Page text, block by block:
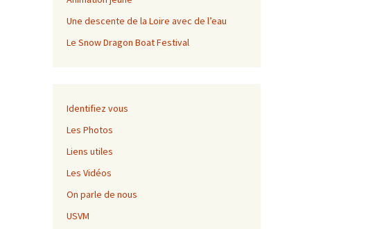
fond
Grangent Kayak Rando
Une descente de la Loire avec de l’eau
Le Snow Dragon Boat Festival
Identifiez vous
Les Photos
Liens utiles
Les Vidéos
On parle de nous
USVM